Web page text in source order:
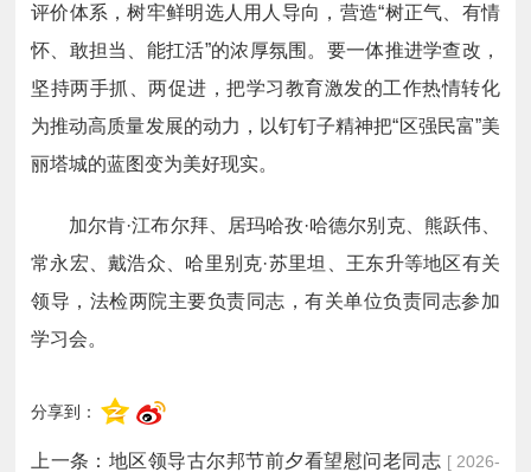
评价体系，树牢鲜明选人用人导向，营造“树正气、有情
怀、敢担当、能扛活”的浓厚氛围。要一体推进学查改，
坚持两手抓、两促进，把学习教育激发的工作热情转化
为推动高质量发展的动力，以钉钉子精神把“区强民富”美
丽塔城的蓝图变为美好现实。
加尔肯·江布尔拜、居玛哈孜·哈德尔别克、熊跃伟、
常永宏、戴浩众、哈里别克·苏里坦、王东升等地区有关
领导，法检两院主要负责同志，有关单位负责同志参加
学习会。
分享到：
上一条： 地区领导古尔邦节前夕看望慰问老同志 [ 2026-